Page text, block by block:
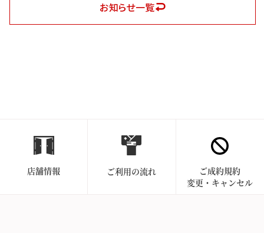
お知らせ一覧
店舗情報 ご利用の流れ
ご成約規約
変更・キャンセル